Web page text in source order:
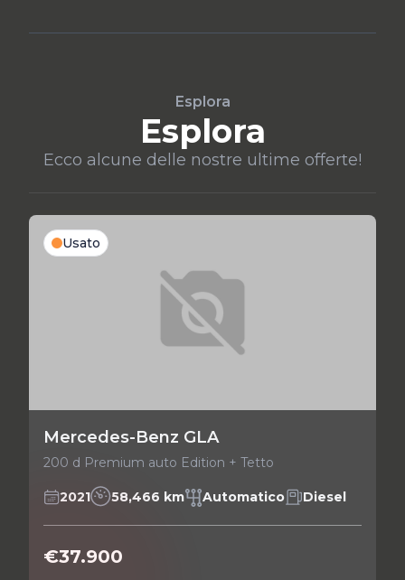
Esplora
Esplora
Ecco alcune delle nostre ultime offerte!
Usato
Mercedes-Benz GLA
200 d Premium auto Edition + Tetto
2021 58,466 km Automatico Diesel
€37.900